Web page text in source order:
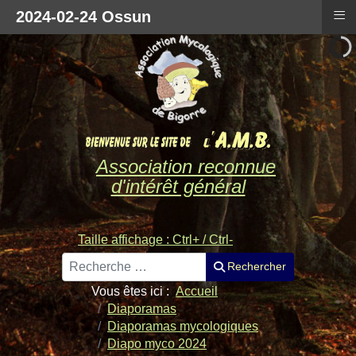
Association reconnue
d'intérêt général
Taille affichage : Ctrl+ / Ctrl-
Rechercher
Rechercher
Vous êtes ici : Accueil
Diaporamas
Diaporamas mycologiques
Diapo myco 2024
2024-02-24 Ossun ≡